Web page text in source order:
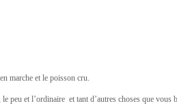
marche et le poisson cru.
peu et l’ordinaire et tant d’autres choses que vous